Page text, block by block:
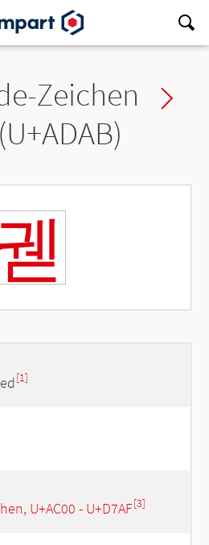
Zeichen
[1]
U+AC00 - U+D7AF[3]